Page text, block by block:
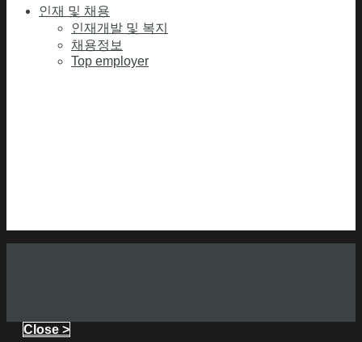
인재 및 채용
인재개발 및 복지
채용정보
Top employer
Close >